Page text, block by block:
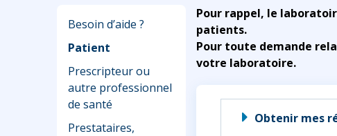
Besoin d’aide ?
Patient
Prescripteur ou
autre professionnel
de santé
Prestataires,
Pour rappel, le
patients.
Pour toute demande
votre laboratoire.
Obtenir mes